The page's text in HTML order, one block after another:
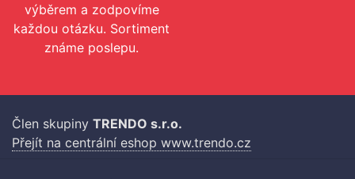
výběrem a zodpovíme
každou otázku. Sortiment
známe poslepu.
Člen skupiny TRENDO s.r.o.
Přejít na centrální eshop www.trendo.cz